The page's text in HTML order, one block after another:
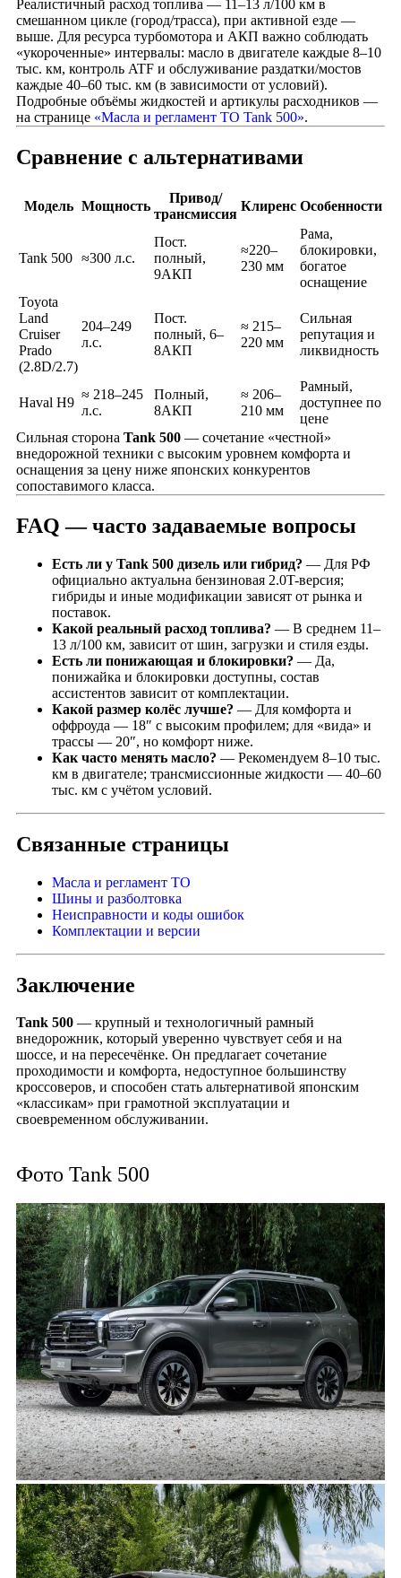
Реалистичный расход топлива — 11–13 л/100 км в
смешанном цикле (город/трасса), при активной езде —
выше. Для ресурса турбомотора и АКП важно соблюдать
«укороченные» интервалы: масло в двигателе каждые 8–10
тыс. км, контроль ATF и обслуживание раздатки/мостов
каждые 40–60 тыс. км (в зависимости от условий).
Подробные объёмы жидкостей и артикулы расходников —
на странице «Масла и регламент ТО Tank 500».
Сравнение с альтернативами
Модель Мощность
Привод/
трансмиссия
Клиренс Особенности
Tank 500 ≈300 л.с.
Пост.
полный,
9АКП
≈220–
230 мм
Рама,
блокировки,
богатое
оснащение
Toyota
Land
Cruiser
Prado
(2.8D/2.7)
204–249
л.с.
Пост.
полный, 6–
8АКП
≈ 215–
220 мм
Сильная
репутация и
ликвидность
Haval H9
≈ 218–245
л.с.
Полный,
8АКП
≈ 206–
210 мм
Рамный,
доступнее по
цене
Сильная сторона Tank 500 — сочетание «честной»
внедорожной техники с высоким уровнем комфорта и
оснащения за цену ниже японских конкурентов
сопоставимого класса.
FAQ — часто задаваемые вопросы
Есть ли у Tank 500 дизель или гибрид? — Для РФ
официально актуальна бензиновая 2.0T-версия;
гибриды и иные модификации зависят от рынка и
поставок.
Какой реальный расход топлива? — В среднем 11–
13 л/100 км, зависит от шин, загрузки и стиля езды.
Есть ли понижающая и блокировки? — Да,
понижайка и блокировки доступны, состав
ассистентов зависит от комплектации.
Какой размер колёс лучше? — Для комфорта и
оффроуда — 18″ с высоким профилем; для «вида» и
трассы — 20″, но комфорт ниже.
Как часто менять масло? — Рекомендуем 8–10 тыс.
км в двигателе; трансмиссионные жидкости — 40–60
тыс. км с учётом условий.
Связанные страницы
Масла и регламент ТО
Шины и разболтовка
Неисправности и коды ошибок
Комплектации и версии
Заключение
Tank 500 — крупный и технологичный рамный
внедорожник, который уверенно чувствует себя и на
шоссе, и на пересечёнке. Он предлагает сочетание
проходимости и комфорта, недоступное большинству
кроссоверов, и способен стать альтернативой японским
«классикам» при грамотной эксплуатации и
своевременном обслуживании.
Фото Tank 500